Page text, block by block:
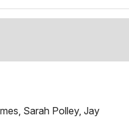
Sarah Polley, Jay